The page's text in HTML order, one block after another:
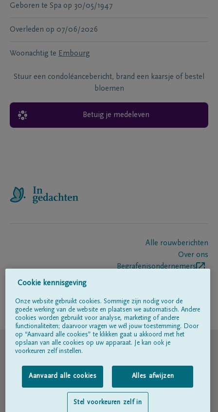
Geboren te Spa op 30/05/1947
Overleden op 07/06/2026
Woonachtig te Embourg
Stuur een condoléancebericht, brand een kaarsje of bestel
bloemen
Betuig je medeleven
Alle rouwberichten
Over ons
Begrafenisondernemers
Volg ons op
© DELA
Gebruiksvoorwaarden
Privacyverklaring
Toegankelijkheidsverklaring
Cookie kennisgeving
Onze website gebruikt cookies. Sommige zijn nodig voor de
goede werking van de website en plaatsen we automatisch. Andere
cookies worden gebruikt voor analyse, marketing of andere
functionaliteiten; daarvoor vragen we wél jouw toestemming. Door
op “Aanvaard alle cookies” te klikken gaat u akkoord met het
opslaan van alle cookies op uw apparaat. Je kan ook je
voorkeuren zelf instellen.
Aanvaard alle cookies Alles afwijzen
Stel voorkeuren zelf in